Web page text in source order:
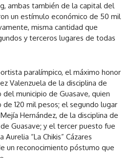
ambas también de la capital del
un estímulo económico de 50 mil
misma cantidad que
y terceros lugares de todas
paralímpico, el máximo honor
Valenzuela de la disciplina de
municipio de Guasave, quien
120 mil pesos; el segundo lugar
Hernández, de la disciplina de
Guasave; y el tercer puesto fue
“La Chikis” Cázares
un reconocimiento póstumo que